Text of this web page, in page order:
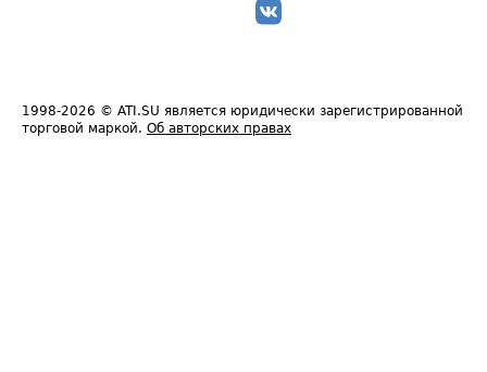
1998-2026 © ATI.SU является юридически зарегистрированной
торговой маркой. Об авторских правах